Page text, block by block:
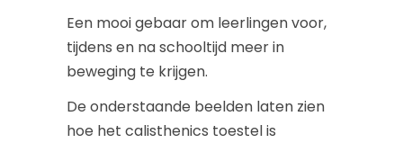
Een mooi gebaar om leerlingen voor,
tijdens en na schooltijd meer in
beweging te krijgen.
De onderstaande beelden laten zien
hoe het calisthenics toestel is